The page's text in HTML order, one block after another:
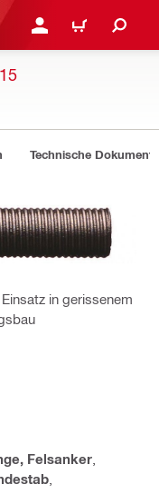
ANMELDEN ODER
WARENKORB
Technische Dokumente
in gerissenem
Felsanker